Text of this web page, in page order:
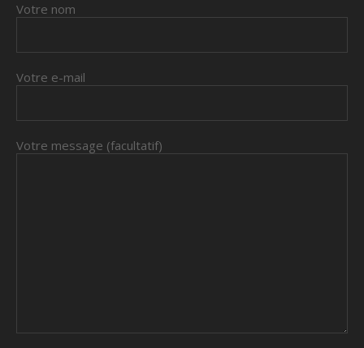
Votre nom
Votre e-mail
Votre message (facultatif)